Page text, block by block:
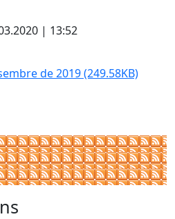
| 13:52
de 2019(249.58KB)